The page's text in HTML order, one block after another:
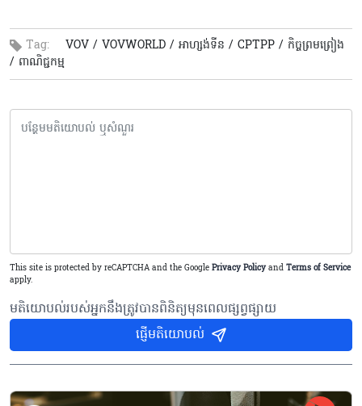
Tag: VOV / VOVWORLD / អាហ្សង់ទីន / CPTPP / កិច្ច​ព្រម​ព្រៀង​
/ ពាណិជ្ជកម្ម
This site is protected by reCAPTCHA and the Google Privacy Policy and Terms of Service
apply.
មតិយោបល់របស់អ្នកនឹងត្រូវបានពិនិត្យមុនពេលផ្សព្វផ្សាយ
ផ្ញើមតិយោបល់